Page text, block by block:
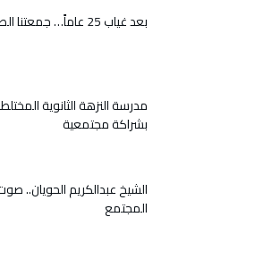
بعد غياب 25 عاماً… جمعتنا الصدفة
مدرسة النزهة الثانوية
بشراكة مجتمعية
الشيخ عبدالكريم الحويان..
المجتمع